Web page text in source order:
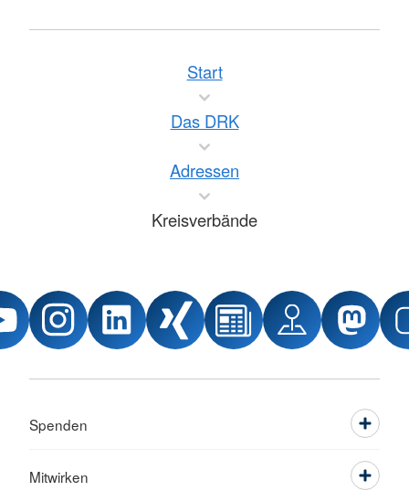
Start
Das DRK
Adressen
Kreisverbände
Spenden
Mitwirken